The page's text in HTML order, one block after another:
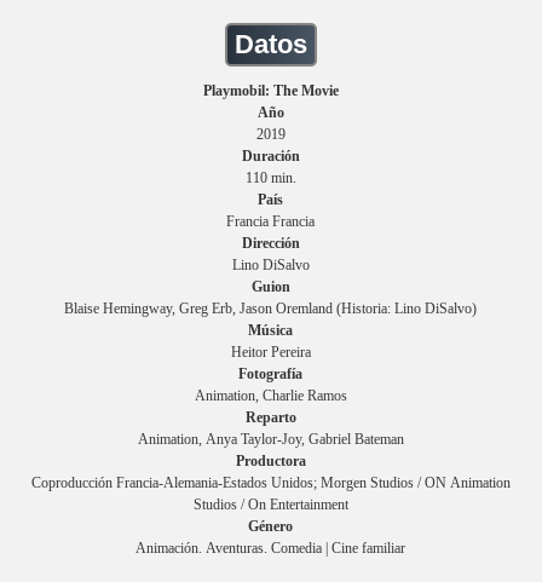
Datos
Playmobil: The Movie
Año
2019
Duración
110 min.
País
Francia Francia
Dirección
Lino DiSalvo
Guion
Blaise Hemingway, Greg Erb, Jason Oremland (Historia: Lino DiSalvo)
Música
Heitor Pereira
Fotografía
Animation, Charlie Ramos
Reparto
Animation, Anya Taylor-Joy, Gabriel Bateman
Productora
Coproducción Francia-Alemania-Estados Unidos; Morgen Studios / ON Animation
Studios / On Entertainment
Género
Animación. Aventuras. Comedia | Cine familiar